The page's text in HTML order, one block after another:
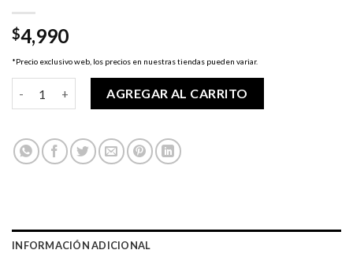
$4,990
*Precio exclusivo web, los precios en nuestras tiendas pueden variar.
AGREGAR AL CARRITO
INFORMACIÓN ADICIONAL